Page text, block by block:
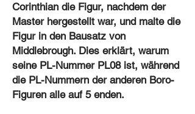
Corinthian die Figur, nachdem der
Master hergestellt war, und malte die
Figur in den Bausatz von
Middlebrough. Dies erklärt, warum
seine PL-Nummer PL08 ist, während
die PL-Nummern der anderen Boro-
Figuren alle auf 5 enden.